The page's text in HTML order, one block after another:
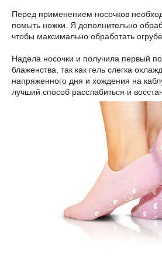
Перед применением носочков
помыть ножки. Я дополнительно
чтобы максимально обработать
Надела носочки и получила первый
блаженства, так как гель слегка
напряженного дня и хождения на
лучший способ расслабиться и